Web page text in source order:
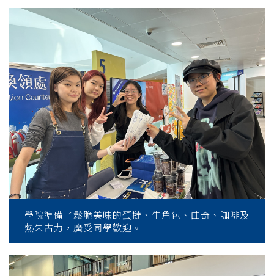
學院準備了鬆脆美味的蛋撻、牛角包、曲奇、咖啡及
熱朱古力，廣受同學歡迎。